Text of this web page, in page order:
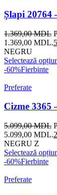
Șlapi 20764
1.369,00MDL
1.369,00 MDL.
NEGRU
Selectează
-60%Fierbinte
Preferate
Cizme 3365
5.099,00MDL
5.099,00 MDL.
NEGRU Z
Selectează
-60%Fierbinte
Preferate